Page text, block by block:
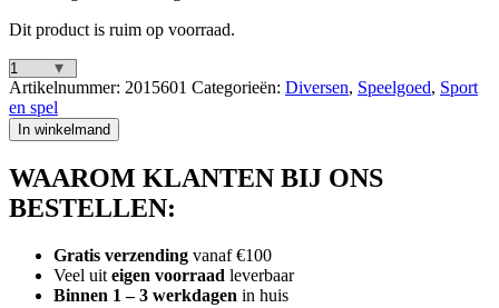
Dit product is ruim op voorraad.
Outdoor
Play
Tuin
Darten
Artikelnummer: 2015601 Categorieën: Diversen, Speelgoed, Sport
en spel
In winkelmand
WAAROM KLANTEN BIJ ONS
BESTELLEN:
Gratis verzending vanaf €100
Veel uit eigen voorraad leverbaar
Binnen 1 – 3 werkdagen in huis